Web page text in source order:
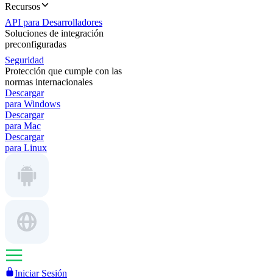
Recursos
API para Desarrolladores
Soluciones de integración
preconfiguradas
Seguridad
Protección que cumple con las
normas internacionales
Descargar
para Windows
Descargar
para Mac
Descargar
para Linux
Iniciar Sesión